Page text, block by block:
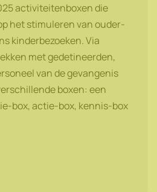
activiteitenboxen die
het stimuleren van ouder-
kinderbezoeken. Via
met gedetineerden,
van de gevangenis
boxen: een
box, actie-box, kennis-box